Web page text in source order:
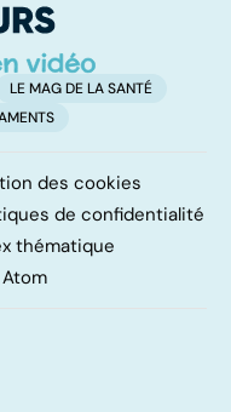
LE MAG DE LA SANTÉ
des cookies
de confidentialité
thématique
Atom